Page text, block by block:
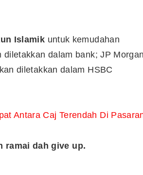
Islamik untuk kemudahan
dalam bank; JP Morgan
diletakkan dalam HSBC
Antara Caj Terendah Di
ramai dah give up.